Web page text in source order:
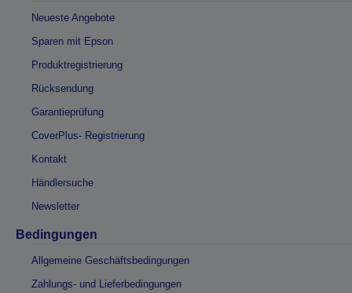
Neueste Angebote
Sparen mit Epson
Produktregistrierung
Rücksendung
Garantieprüfung
CoverPlus- Registrierung
Kontakt
Händlersuche
Newsletter
Bedingungen
Allgemeine Geschäftsbedingungen
Zahlungs- und Lieferbedingungen